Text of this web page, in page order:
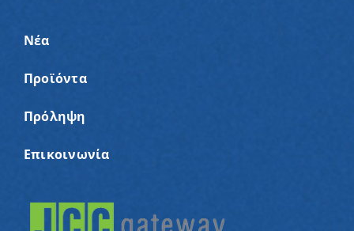
Νέα
Προϊόντα
Πρόληψη
Επικοινωνία